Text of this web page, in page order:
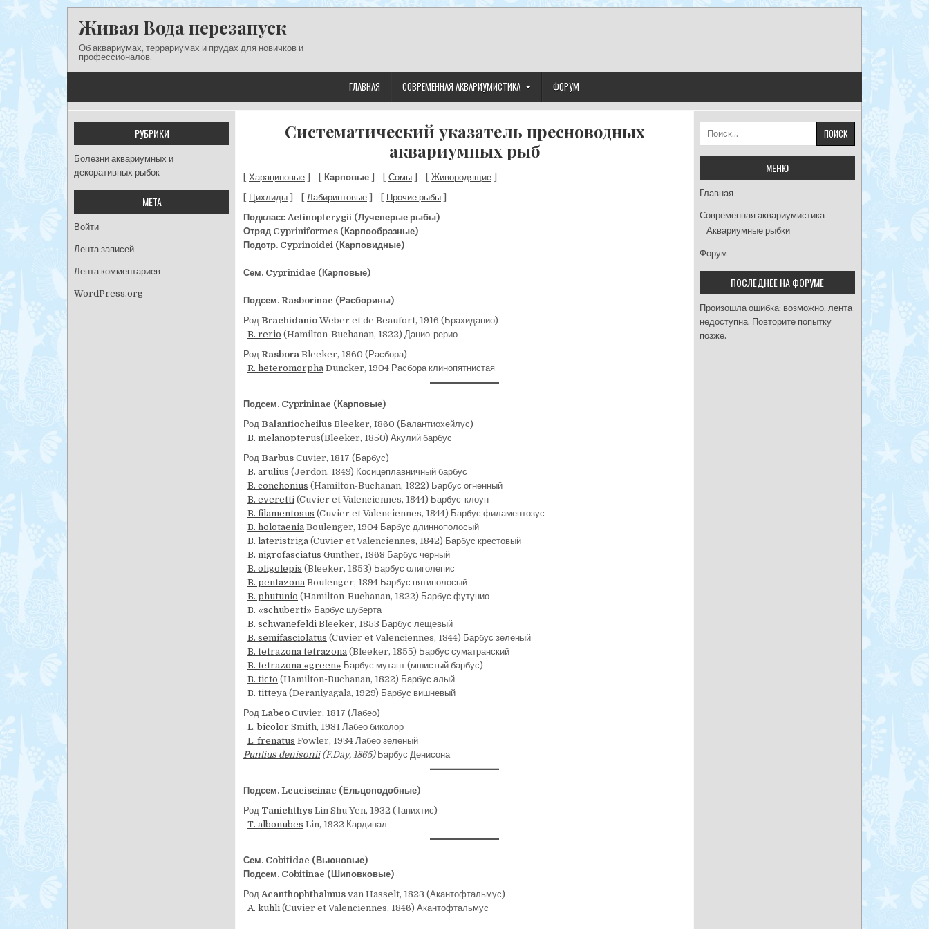
Перейти к содержимому
Живая Вода перезапуск
Об аквариумах, террариумах и прудах для новичков и
профессионалов.
ГЛАВНАЯ СОВРЕМЕННАЯ АКВАРИУМИСТИКА ФОРУМ
Систематический указатель пресноводных
аквариумных рыб
Харациновые Карповые Сомы Живородящие
Цихлиды Лабиринтовые Прочие рыбы
Подкласс Actinopterygii (Лучеперые рыбы)
Отряд Cypriniformes (Карпообразные)
Подотр. Cyprinoidei (Карповидные)
Сем. Cyprinidae (Карповые)
Подсем. Rasborinae (Расборины)
Род Brachidanio Weber et de Beaufort, 1916 (Брахиданио)
B. rerio (Hamilton-Buchanan, 1822) Данио-рерио
Род Rasbora Bleeker, 1860 (Расбора)
R. heteromorpha Duncker, 1904 Расбора клинопятнистая
Подсем. Cyprininae (Карповые)
Род Balantiocheilus Bleeker, I860 (Балантиохейлус)
B. melanopterus(Bleeker, 1850) Акулий барбус
Род Barbus Cuvier, 1817 (Барбус)
B. arulius (Jerdon, 1849) Косицеплавничный барбус
B. conchonius (Hamilton-Buchanan, 1822) Барбус огненный
B. everetti (Cuvier et Valenciennes, 1844) Барбус-клоун
B. filamentosus (Cuvier et Valenciennes, 1844) Барбус филаментозус
B. holotaenia Boulenger, 1904 Барбус длиннополосый
B. lateristriga (Cuvier et Valenciennes, 1842) Барбус крестовый
B. nigrofasciatus Gunther, 1868 Барбус черный
B. oligolepis (Bleeker, 1853) Барбус олиголепис
B. pentazona Boulenger, 1894 Барбус пятиполосый
B. phutunio (Hamilton-Buchanan, 1822) Барбус футунио
B. «schuberti» Барбус шуберта
B. schwanefeldi Bleeker, 1853 Барбус лещевый
B. semifasciolatus (Cuvier et Valenciennes, 1844) Барбус зеленый
B. tetrazona tetrazona (Bleeker, 1855) Барбус суматранский
B. tetrazona «green» Барбус мутант (мшистый барбус)
B. ticto (Hamilton-Buchanan, 1822) Барбус алый
B. titteya (Deraniyagala, 1929) Барбус вишневый
Род Labeo Cuvier, 1817 (Лабео)
L. bicolor Smith, 1931 Лабео биколор
L. frenatus Fowler, 1934 Лабео зеленый
Puntius denisonii(F.Day, 1865)Барбус Денисона
Подсем. Leuciscinae (Ельцоподобные)
Род Tanichthys Lin Shu Yen, 1932 (Танихтис)
T. albonubes Lin, 1932 Кардинал
Сем. Cobitidae (Вьюновые)
Подсем. Cobitinae (Шиповковые)
Род Acanthophthalmus van Hasselt, 1823 (Акантофтальмус)
A. kuhli (Cuvier et Valenciennes, 1846) Акантофтальмус
РУБРИКИ
Болезни аквариумных и
декоративных рыбок
МЕТА
Войти
Лента записей
Лента комментариев
WordPress.org
Найти:
МЕНЮ
Главная
Современная аквариумистика
Аквариумные рыбки
Форум
ПОСЛЕДНЕЕ НА ФОРУМЕ
Произошла ошибка; возможно, лента
недоступна. Повторите попытку
позже.